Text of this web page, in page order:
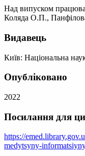
Над випуском
Коляда О.П.,
Видавець
Київ: Національна
Опубліковано
2022
Посилання для
https://
medytsyny-